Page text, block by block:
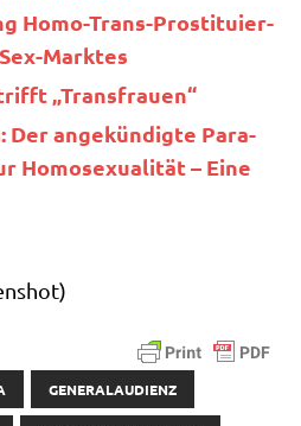
Homo-Trans-Pro­sti­tu­ier­
Marktes
„Trans­frau­en“
Der ange­kün­dig­te Para­
Homo­se­xua­li­tät – Eine
GENERALAUDIENZ